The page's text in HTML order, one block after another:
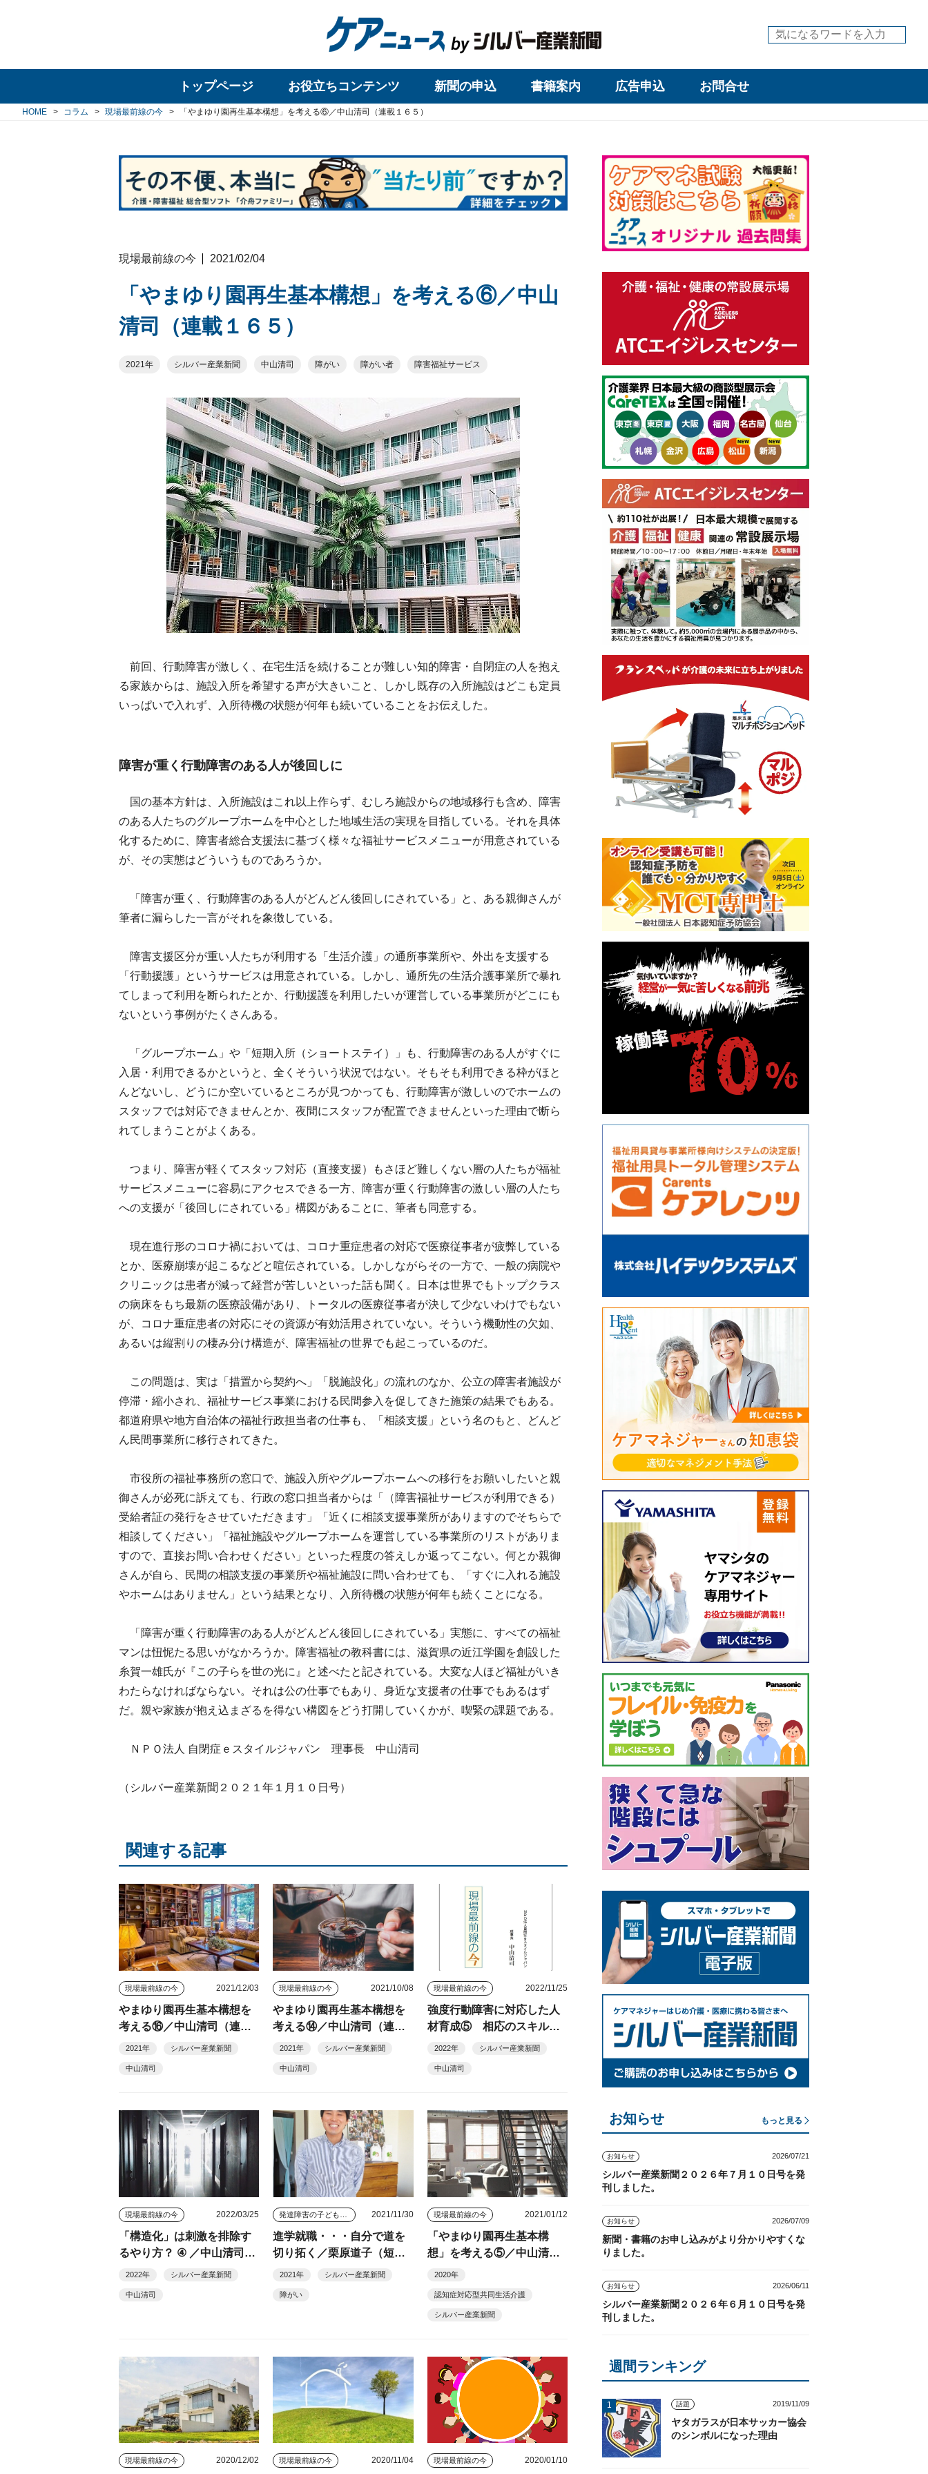
トップページ お役立ちコンテンツ 新聞の申込 書籍案内 広告申込 お問合せ
HOME コラム 現場最前線の今 「やまゆり園再生基本構想」を考える⑥／中山清司（連載１６５）
現場最前線の今 2021/02/04
「やまゆり園再生基本構想」を考える⑥／中山
清司（連載１６５）
2021年 シルバー産業新聞 中山清司 障がい 障がい者 障害福祉サービス
前回、行動障害が激しく、在宅生活を続けることが難しい知的障害・自閉症の人を抱え
る家族からは、施設入所を希望する声が大きいこと、しかし既存の入所施設はどこも定員
いっぱいで入れず、入所待機の状態が何年も続いていることをお伝えした。
障害が重く行動障害のある人が後回しに
国の基本方針は、入所施設はこれ以上作らず、むしろ施設からの地域移行も含め、障害
のある人たちのグループホームを中心とした地域生活の実現を目指している。それを具体
化するために、障害者総合支援法に基づく様々な福祉サービスメニューが用意されている
が、その実態はどういうものであろうか。
「障害が重く、行動障害のある人がどんどん後回しにされている」と、ある親御さんが
筆者に漏らした一言がそれを象徴している。
障害支援区分が重い人たちが利用する「生活介護」の通所事業所や、外出を支援する
「行動援護」というサービスは用意されている。しかし、通所先の生活介護事業所で暴れ
てしまって利用を断られたとか、行動援護を利用したいが運営している事業所がどこにも
ないという事例がたくさんある。
「グループホーム」や「短期入所（ショートステイ）」も、行動障害のある人がすぐに
入居・利用できるかというと、全くそういう状況ではない。そもそも利用できる枠がほと
んどないし、どうにか空いているところが見つかっても、行動障害が激しいのでホームの
スタッフでは対応できませんとか、夜間にスタッフが配置できませんといった理由で断ら
れてしまうことがよくある。
つまり、障害が軽くてスタッフ対応（直接支援）もさほど難しくない層の人たちが福祉
サービスメニューに容易にアクセスできる一方、障害が重く行動障害の激しい層の人たち
への支援が「後回しにされている」構図があることに、筆者も同意する。
現在進行形のコロナ禍においては、コロナ重症患者の対応で医療従事者が疲弊している
とか、医療崩壊が起こるなどと喧伝されている。しかしながらその一方で、一般の病院や
クリニックは患者が減って経営が苦しいといった話も聞く。日本は世界でもトップクラス
の病床をもち最新の医療設備があり、トータルの医療従事者が決して少ないわけでもない
が、コロナ重症患者の対応にその資源が有効活用されていない。そういう機動性の欠如、
あるいは縦割りの棲み分け構造が、障害福祉の世界でも起こっているのだ。
この問題は、実は「措置から契約へ」「脱施設化」の流れのなか、公立の障害者施設が
停滞・縮小され、福祉サービス事業における民間参入を促してきた施策の結果でもある。
都道府県や地方自治体の福祉行政担当者の仕事も、「相談支援」という名のもと、どんど
ん民間事業所に移行されてきた。
市役所の福祉事務所の窓口で、施設入所やグループホームへの移行をお願いしたいと親
御さんが必死に訴えても、行政の窓口担当者からは「（障害福祉サービスが利用できる）
受給者証の発行をさせていただきます」「近くに相談支援事業所がありますのでそちらで
相談してください」「福祉施設やグループホームを運営している事業所のリストがありま
すので、直接お問い合わせください」といった程度の答えしか返ってこない。何とか親御
さんが自ら、民間の相談支援の事業所や福祉施設に問い合わせても、「すぐに入れる施設
やホームはありません」という結果となり、入所待機の状態が何年も続くことになる。
「障害が重く行動障害のある人がどんどん後回しにされている」実態に、すべての福祉
マンは忸怩たる思いがなかろうか。障害福祉の教科書には、滋賀県の近江学園を創設した
糸賀一雄氏が『この子らを世の光に』と述べたと記されている。大変な人ほど福祉がいき
わたらなければならない。それは公の仕事でもあり、身近な支援者の仕事でもあるはず
だ。親や家族が抱え込まざるを得ない構図をどう打開していくかが、喫緊の課題である。
ＮＰＯ法人 自閉症ｅスタイルジャパン 理事長 中山清司
（シルバー産業新聞２０２１年１月１０日号）
関連する記事
現場最前線の今 2021/12/03
やまゆり園再生基本構想を
考える⑯／中山清司（連載
１７５）
2021年 シルバー産業新聞
中山清司
現場最前線の今 2021/10/08
やまゆり園再生基本構想を
考える⑭／中山清司（連載
１７１）
2021年 シルバー産業新聞
中山清司
現場最前線の今 2022/11/25
強度行動障害に対応した人
材育成⑤ 相応のスキルと
専門性を担保する研修体系
2022年 シルバー産業新聞
中山清司
現場最前線の今 2022/03/25
「構造化」は刺激を排除す
るやり方？ ④ ／中山清司
（１７７）
2022年 シルバー産業新聞
中山清司
2021/11/30
進学就職・・・自分で道を
切り拓く／栗原道子（短期
連載２）
2021年 シルバー産業新聞
障がい
現場最前線の今 2021/01/12
「やまゆり園再生基本構
想」を考える⑤／中山清司
（連載１６４）
2020年
認知症対応型共同生活介護
シルバー産業新聞
現場最前線の今 2020/12/02 現場最前線の今 2020/11/04 現場最前線の今 2020/01/10
お知らせ もっと見る
お知らせ 2026/07/21
シルバー産業新聞２０２６年７月１０日号を発
刊しました。
お知らせ 2026/07/09
新聞・書籍のお申し込みがより分かりやすくな
りました。
お知らせ 2026/06/11
シルバー産業新聞２０２６年６月１０日号を発
刊しました。
週間ランキング
話題 2019/11/09
ヤタガラスが日本サッカー協会
のシンボルになった理由